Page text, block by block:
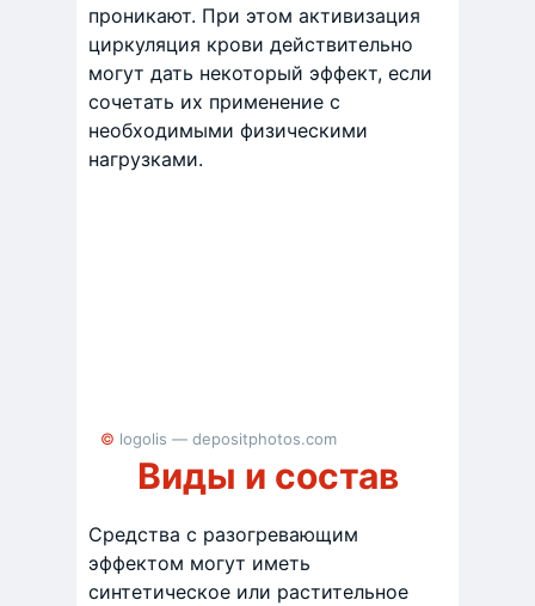
проникают. При этом активизация
циркуляция крови действительно
могут дать некоторый эффект, если
сочетать их применение с
необходимыми физическими
нагрузками.
© logolis — depositphotos.com
Виды и состав
Средства с разогревающим
эффектом могут иметь
синтетическое или растительное